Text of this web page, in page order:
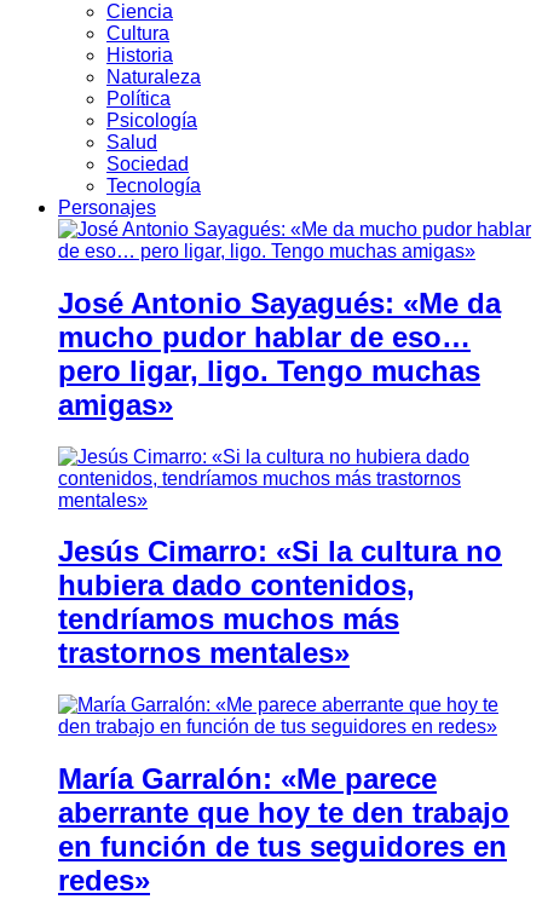
Ciencia
Cultura
Historia
Naturaleza
Política
Psicología
Salud
Sociedad
Tecnología
Personajes
José Antonio Sayagués: «Me da
mucho pudor hablar de eso…
pero ligar, ligo. Tengo muchas
amigas»
Jesús Cimarro: «Si la cultura no
hubiera dado contenidos,
tendríamos muchos más
trastornos mentales»
María Garralón: «Me parece
aberrante que hoy te den trabajo
en función de tus seguidores en
redes»